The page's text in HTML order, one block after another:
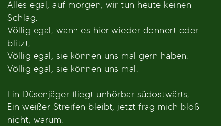
Alles egal, auf morgen, wir tun heute keinen
Schlag.
Völlig egal, wann es hier wieder donnert oder
blitzt,
Völlig egal, sie können uns mal gern haben.
Völlig egal, sie können uns mal.
Ein Düsenjäger fliegt unhörbar südostwärts,
Ein weißer Streifen bleibt, jetzt frag mich bloß
nicht, warum.